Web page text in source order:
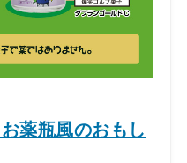
薬瓶風のおもし